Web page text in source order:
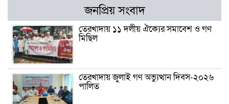
জনপ্রিয় সংবাদ
তেরখাদায় ১১ দলীয় ঐক্যের সমাবেশ ও গণ
মিছিল
তেরখাদায় জুলাই গণ অভ্যুত্থান দিবস-২০২৬
পালিত